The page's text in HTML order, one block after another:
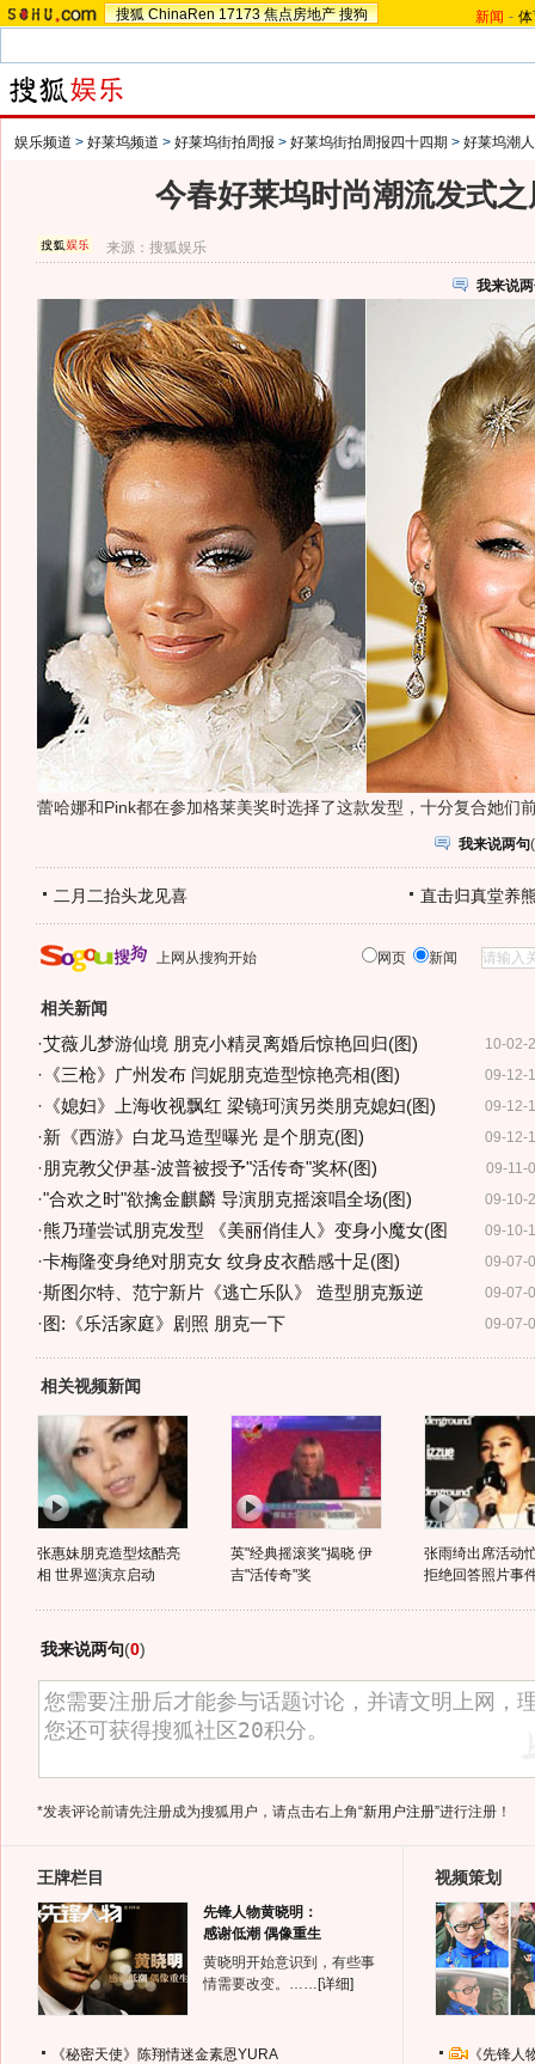
搜狐 ChinaRen 17173 焦点房地产 搜狗 新闻 -
娱乐频道 > 好莱坞频道 > 好莱坞街拍周报 > 好莱坞街拍周报四十四期 > 好莱坞潮
今春好莱坞时尚潮流发式
来源：搜狐娱乐
我来说
蕾哈娜和Pink都在参加格莱美奖时选择了这款发型，十分复合她们
我来说两句(
二月二抬头龙见喜 直击归真堂养
上网从搜狗开始 网页 新闻
相关新闻
10-02-
·艾薇儿梦游仙境 朋克小精灵离婚后惊艳回归(图)
09-12-
· 《三枪》广州发布 闫妮朋克造型惊艳亮相(图)
09-12-
· 《媳妇》上海收视飘红 梁镜珂演另类朋克媳妇(图)
09-12-
·新《西游》白龙马造型曝光 是个朋克(图)
09-11-
·朋克教父伊基-波普被授予"活传奇"奖杯(图)
09-10-
·"合欢之时"欲擒金麒麟 导演朋克摇滚唱全场(图)
09-10-
·熊乃瑾尝试朋克发型 《美丽俏佳人》变身小魔女(图
09-07-
·卡梅隆变身绝对朋克女 纹身皮衣酷感十足(图)
09-07-
·斯图尔特、范宁新片《逃亡乐队》 造型朋克叛逆
09-07-
· 图:《乐活家庭》剧照 朋克一下
相关视频新闻
张惠妹朋克造型炫酷亮
相 世界巡演京启动
英"经典摇滚奖"揭晓 伊
吉"活传奇"奖
张雨绮出席活动
拒绝回答照片事
我来说两句(0)
*发表评论前请先注册成为搜狐用户，请点击右上角“新用户注册”进行注册！
王牌栏目
先锋人物黄晓明：
感谢低潮 偶像重生
黄晓明开始意识到，有些事
情需要改变。…… [详细]
《秘密天使》陈翔情迷金素恩YURA
视频策划
《先锋